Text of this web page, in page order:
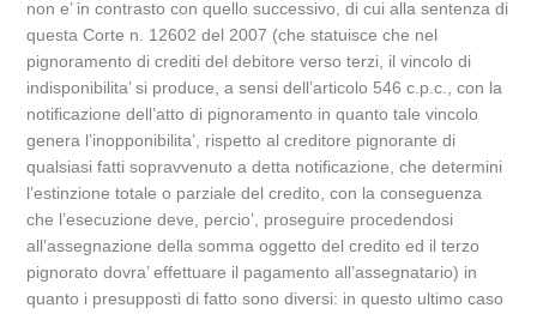
non e’ in contrasto con quello successivo, di cui alla sentenza di
questa Corte n. 12602 del 2007 (che statuisce che nel
pignoramento di crediti del debitore verso terzi, il vincolo di
indisponibilita’ si produce, a sensi dell’articolo 546 c.p.c., con la
notificazione dell’atto di pignoramento in quanto tale vincolo
genera l’inopponibilita’, rispetto al creditore pignorante di
qualsiasi fatti sopravvenuto a detta notificazione, che determini
l’estinzione totale o parziale del credito, con la conseguenza
che l’esecuzione deve, percio’, proseguire procedendosi
all’assegnazione della somma oggetto del credito ed il terzo
pignorato dovra’ effettuare il pagamento all’assegnatario) in
quanto i presupposti di fatto sono diversi: in questo ultimo caso